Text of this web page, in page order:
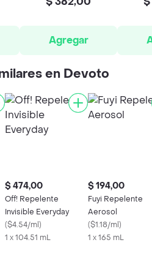
Agregar
en Devoto
$ 474,00
Off! Repelente
Invisible Everyday
($4.54/ml)
1 x 104.51 mL
$ 194,00
Fuyi Repelente
Aerosol
($1.18/ml)
1 x 165 mL